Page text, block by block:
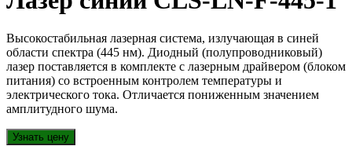
Высокостабильная лазерная система, излучающая в синей
области спектра (445 нм). Диодный (полупроводниковый)
лазер поставляется в комплекте с лазерным драйвером (блоком
питания) со встроенным контролем температуры и
электрического тока. Отличается пониженным значением
амплитудного шума.
Узнать цену